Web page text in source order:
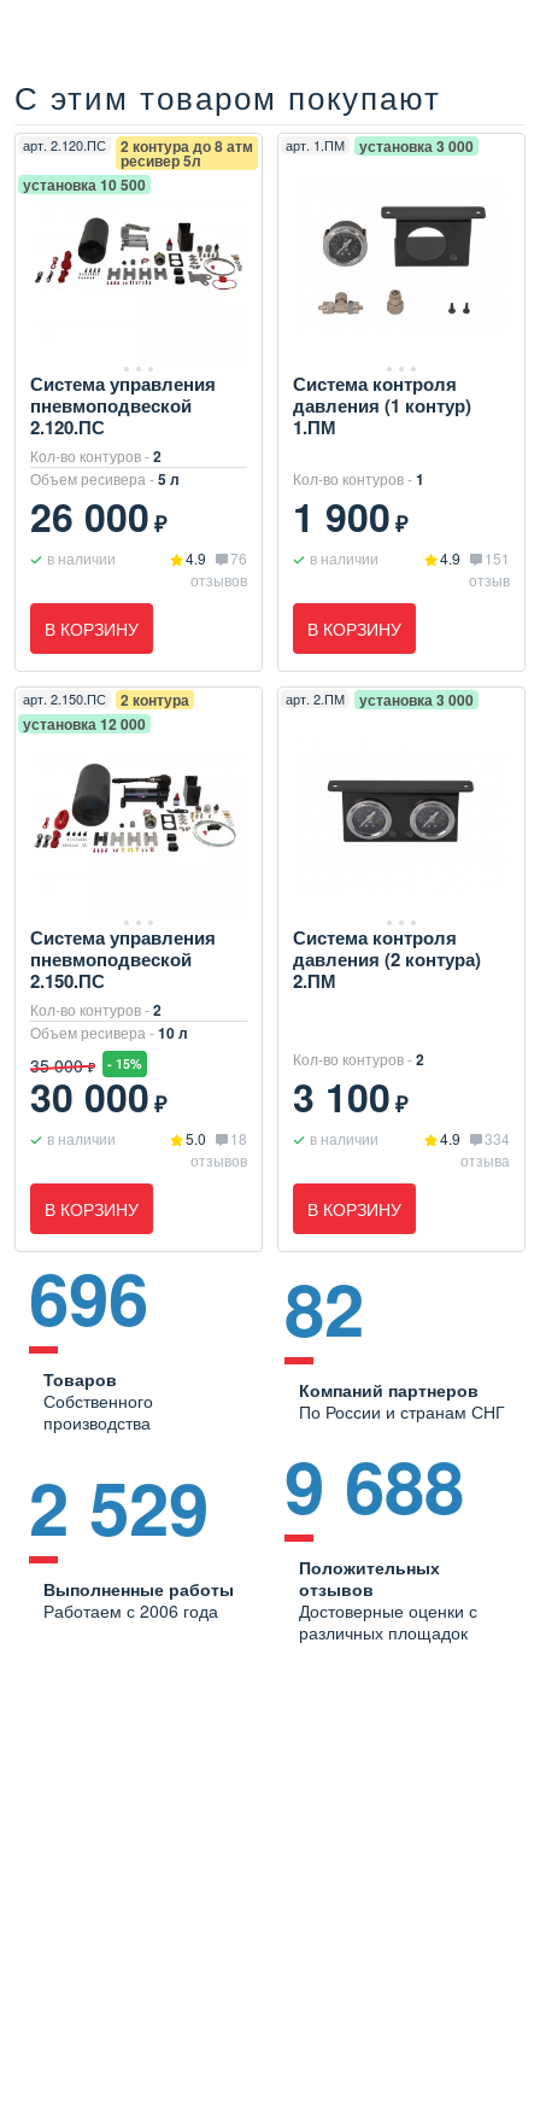
С этим товаром покупают
арт. 2.120.ПС 2 контура до 8 атм
ресивер 5л
установка 10 500
Система управления
пневмоподвеской
2.120.ПС
Кол-во контуров -2
Объем ресивера -5 л
26 000₽
в наличии 4.9
76
отзывов
В КОРЗИНУ
арт. 1.ПМ установка 3 000
Система контроля
давления (1 контур)
1.ПМ
Кол-во контуров -1
1 900₽
в наличии 4.9
151
отзыв
В КОРЗИНУ
арт. 2.150.ПС
2 контура
установка 12 000
Система управления
пневмоподвеской
2.150.ПС
Кол-во контуров -2
Объем ресивера -10 л
35 000 ₽ - 15%
30 000₽
в наличии 5.0
18
отзывов
В КОРЗИНУ
арт. 2.ПМ установка 3 000
Система контроля
давления (2 контура)
2.ПМ
Кол-во контуров -2
3 100₽
в наличии 4.9
334
отзыва
В КОРЗИНУ
696
Товаров
Собственного
производства
82
Компаний партнеров
По России и странам СНГ
2 529
Выполненные работы
Работаем с 2006 года
9 688
Положительных
отзывов
Достоверные оценки с
различных площадок